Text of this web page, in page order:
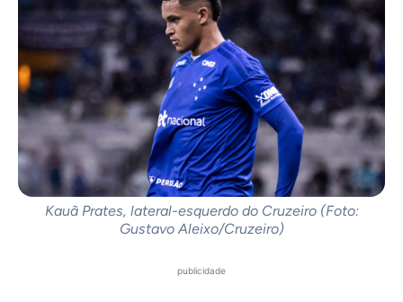
Kauã Prates, lateral-esquerdo do Cruzeiro (Foto:
Gustavo Aleixo/Cruzeiro)
publicidade